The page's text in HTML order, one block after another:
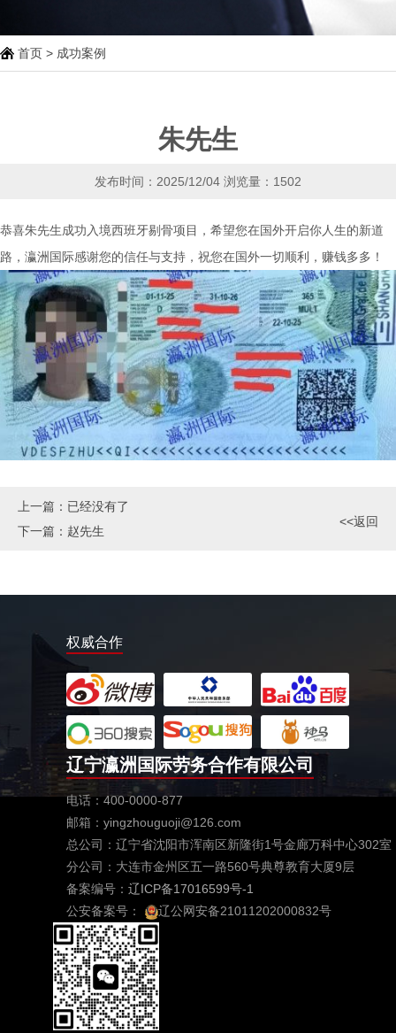
首页 > 成功案例
朱先生
发布时间：2025/12/04 浏览量：1502
恭喜朱先生成功入境西班牙剔骨项目，希望您在国外开启你人生的新道
路，瀛洲国际感谢您的信任与支持，祝您在国外一切顺利，赚钱多多！
上一篇： 已经没有了
下一篇： 赵先生
<<返回
权威合作
辽宁瀛洲国际劳务合作有限公司
电话：400-0000-877
邮箱：yingzhouguoji@126.com
总公司：辽宁省沈阳市浑南区新隆街1号金廊万科中心302室
分公司：大连市金州区五一路560号典尊教育大厦9层
备案编号： 辽ICP备17016599号-1
公安备案号：
辽公网安备21011202000832号